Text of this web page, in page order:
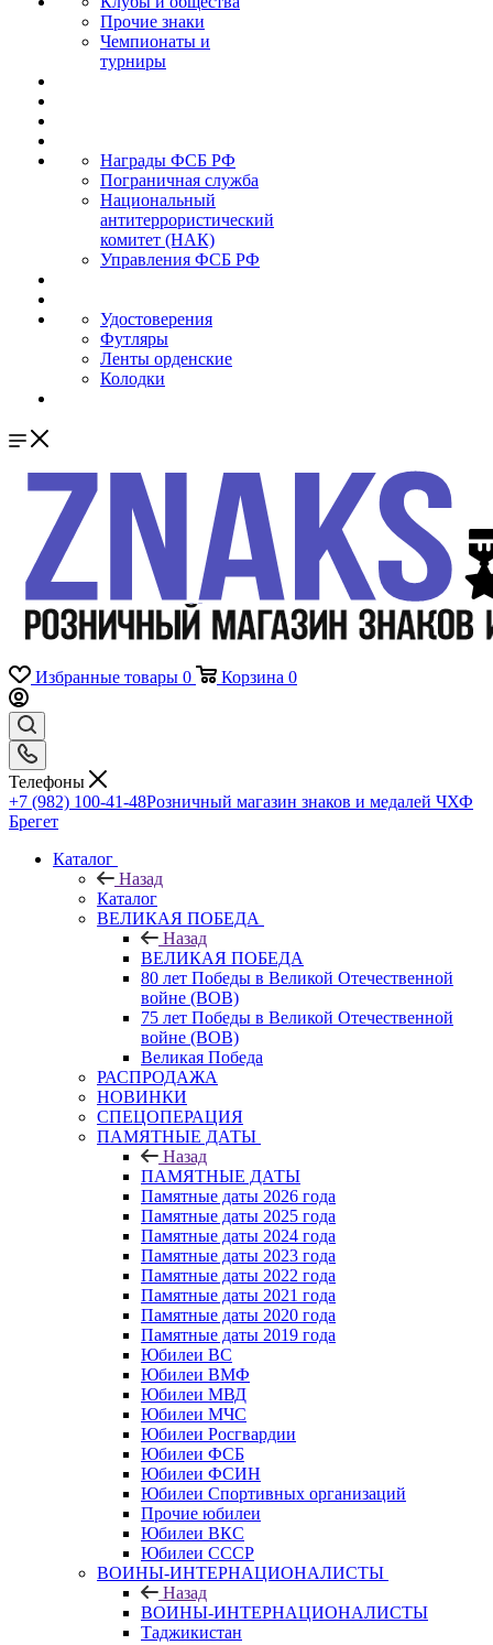
Прочие знаки
Чемпионаты и
турниры
Награды ФСБ РФ
Пограничная служба
Национальный
антитеррористический
комитет (НАК)
Управления ФСБ РФ
Удостоверения
Футляры
Ленты орденские
Колодки
Избранные товары 0 Корзина 0
Телефоны
+7 (982) 100-41-48Розничный магазин знаков и медалей ЧХФ
Брегет
Каталог
Назад
Каталог
ВЕЛИКАЯ ПОБЕДА
Назад
ВЕЛИКАЯ ПОБЕДА
80 лет Победы в Великой Отечественной
войне (ВОВ)
75 лет Победы в Великой Отечественной
войне (ВОВ)
Великая Победа
РАСПРОДАЖА
НОВИНКИ
СПЕЦОПЕРАЦИЯ
ПАМЯТНЫЕ ДАТЫ
Назад
ПАМЯТНЫЕ ДАТЫ
Памятные даты 2026 года
Памятные даты 2025 года
Памятные даты 2024 года
Памятные даты 2023 года
Памятные даты 2022 года
Памятные даты 2021 года
Памятные даты 2020 года
Памятные даты 2019 года
Юбилеи ВС
Юбилеи ВМФ
Юбилеи МВД
Юбилеи МЧС
Юбилеи Росгвардии
Юбилеи ФСБ
Юбилеи ФСИН
Юбилеи Спортивных организаций
Прочие юбилеи
Юбилеи ВКС
Юбилеи СССР
ВОИНЫ-ИНТЕРНАЦИОНАЛИСТЫ
Назад
ВОИНЫ-ИНТЕРНАЦИОНАЛИСТЫ
Таджикистан